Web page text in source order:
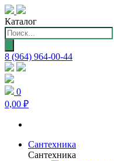
Каталог
Поиск
товаров
8 (964) 964-00-44
0
0,00 ₽
Сантехника
Сантехника